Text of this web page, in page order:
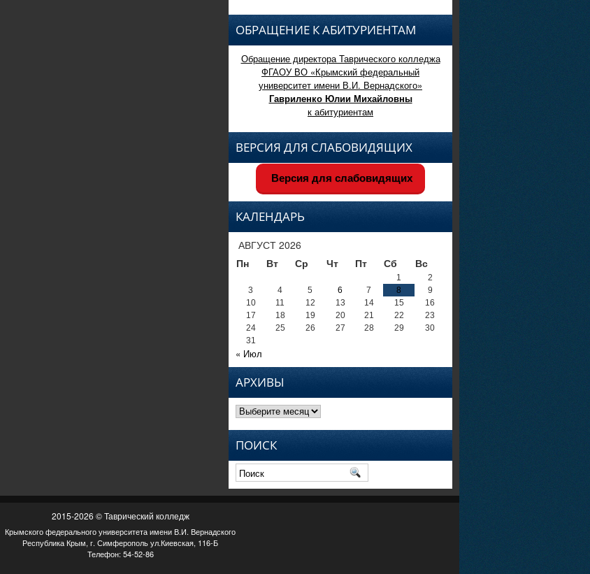
ОБРАЩЕНИЕ К АБИТУРИЕНТАМ
Обращение директора Таврического колледжа
ФГАОУ ВО «Крымский федеральный
университет имени В.И. Вернадского»
Гавриленко Юлии Михайловны
к абитуриентам
ВЕРСИЯ ДЛЯ СЛАБОВИДЯЩИХ
Версия для слабовидящих
КАЛЕНДАРЬ
АВГУСТ 2026
Пн
Вт Ср Чт Пт Сб Вс
1
2
3
4 5 6 7 8
9
10
11 12 13 14 15
16
17
18 19 20 21 22
23
24
25 26 27 28 29
30
31
« Июл
АРХИВЫ
Архивы
ПОИСК
2015-2026 © Таврический колледж
Крымского федерального университета имени В.И. Вернадского
Республика Крым, г. Симферополь ул.Киевская, 116-Б
Телефон: 54-52-86